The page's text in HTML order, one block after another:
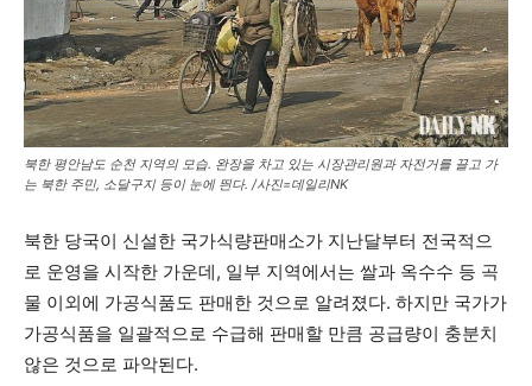
북한 평안남도 순천 지역의 모습. 완장을 차고 있는 시장관리원과 자전거를 끌고 가
는 북한 주민, 소달구지 등이 눈에 띈다. /사진=데일리NK
북한 당국이 신설한 국가식량판매소가 지난달부터 전국적으
로 운영을 시작한 가운데, 일부 지역에서는 쌀과 옥수수 등 곡
물 이외에 가공식품도 판매한 것으로 알려졌다. 하지만 국가가
가공식품을 일괄적으로 수급해 판매할 만큼 공급량이 충분치
않은 것으로 파악된다.